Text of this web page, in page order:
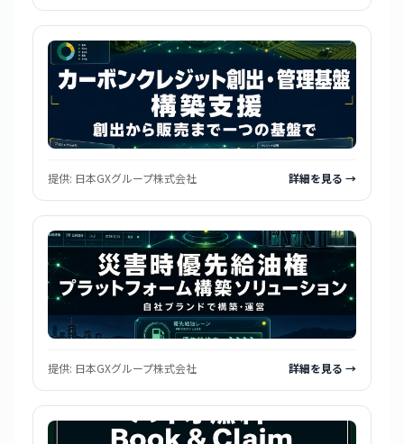
提供: 日本GXグループ株式会社 詳細を見る →
提供: 日本GXグループ株式会社 詳細を見る →